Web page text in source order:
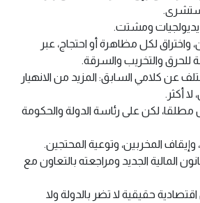
استشرى.
ومشتت.
لكل مظاهرة أو احتجاج، عبر
والتخريب والسرقة.
عن كلامي السابق: المزيد من الانهيار
لا أكثر.
مطلقا، لكن على رئاسة الدولة والحكومة
وإيقاف المخربين، وتوعية المحتجين.
المالية الجديد ومراجعته بالتعاون مع
حقيقية لا تضر بالدولة ولا